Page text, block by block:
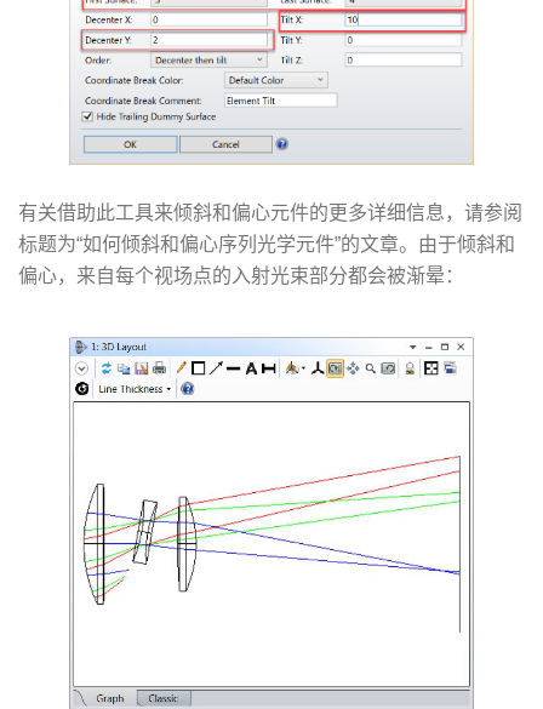
有关借助此工具来倾斜和偏心元件的更多详细信息，请参阅
标题为“如何倾斜和偏心序列光学元件”的文章。由于倾斜和
偏心，来自每个视场点的入射光束部分都会被渐晕：